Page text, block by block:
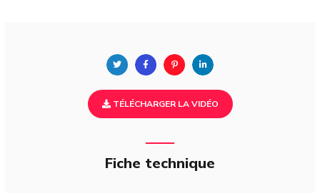
TÉLÉCHARGER LA VIDÉO
Fiche technique